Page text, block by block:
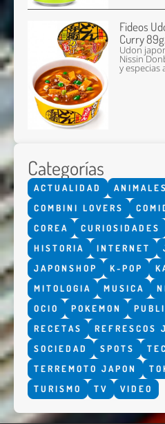
Fideos
Curry 89g.
Udon
Nissin
y especias
Categorías
ACTUALIDAD ANIMALES
COMBINI LOVERS
COREA
CURIOSIDADES
HISTORIA
INTERNET
JAPONSHOP
K-POP
MITOLOGIA
MUSICA
OCIO
POKEMON
RECETAS
REFRESCOS
SOCIEDAD
SPOTS
TERREMOTO JAPON
TURISMO
TV VIDEO